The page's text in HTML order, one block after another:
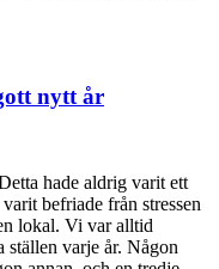
nytt år
hade aldrig varit ett
befriade från stressen
lokal. Vi var alltid
ställen varje år. Någon